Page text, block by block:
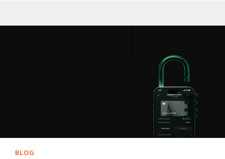
BLOG